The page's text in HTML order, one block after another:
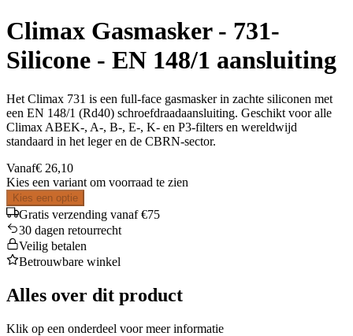
Climax Gasmasker - 731-
Silicone - EN 148/1 aansluiting
Het Climax 731 is een full-face gasmasker in zachte siliconen met
een EN 148/1 (Rd40) schroefdraadaansluiting. Geschikt voor alle
Climax ABEK-, A-, B-, E-, K- en P3-filters en wereldwijd
standaard in het leger en de CBRN-sector.
Vanaf€ 26,10
Kies een variant om voorraad te zien
Kies een optie
Gratis verzending vanaf €75
30 dagen retourrecht
Veilig betalen
Betrouwbare winkel
Alles over dit product
Klik op een onderdeel voor meer informatie